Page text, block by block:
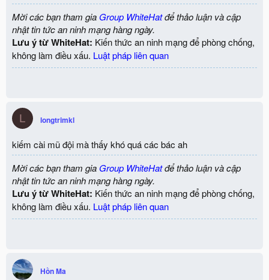
Mời các bạn tham gia Group WhiteHatđể thảo luận và cập
nhật tin tức an ninh mạng hàng ngày.
Lưu ý từ WhiteHat: Kiến thức an ninh mạng để phòng chống,
không làm điều xấu. Luật pháp liên quan
L longtrimkl
kiếm cài mũ đội mà thấy khó quá các bác ah
Mời các bạn tham gia Group WhiteHatđể thảo luận và cập
nhật tin tức an ninh mạng hàng ngày.
Lưu ý từ WhiteHat: Kiến thức an ninh mạng để phòng chống,
không làm điều xấu. Luật pháp liên quan
Hồn Ma